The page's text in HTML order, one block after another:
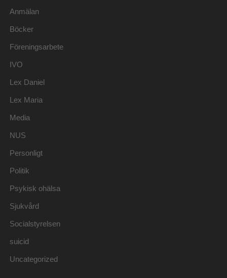
Anmälan
Böcker
Föreningsarbete
IVO
Lex Daniel
Lex Maria
Media
NUS
Personligt
Politik
Psykisk ohälsa
Sjukvård
Socialstyrelsen
suicid
Uncategorized